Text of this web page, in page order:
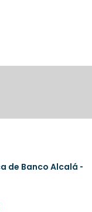
de Banco Alcalá –